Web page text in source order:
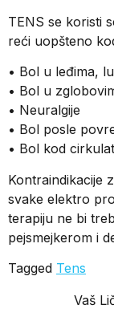
TENS se koristi
reći uopšteno
• Bol u leđima,
• Bol u
• Neuralgije
• Bol posle
• Bol kod
Kontraindikacije
svake elektro
terapiju ne bi
pejsmejkerom i
Tagged Tens
Vaš